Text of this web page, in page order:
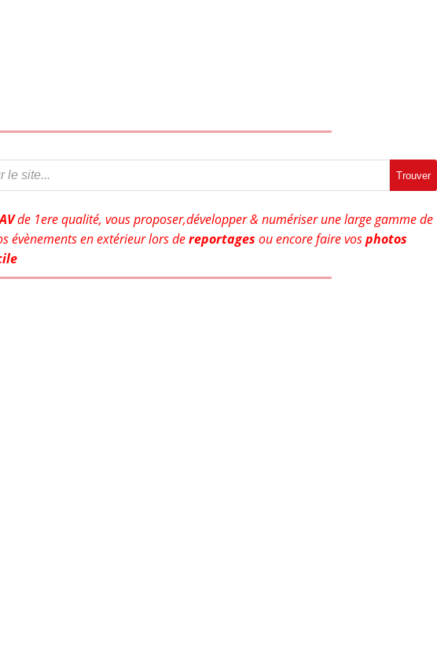
Trouver
de 1ere qualité, vous proposer,développer & numériser une large gamme de
évènements en extérieur lors dereportages ou encore faire vosphotos